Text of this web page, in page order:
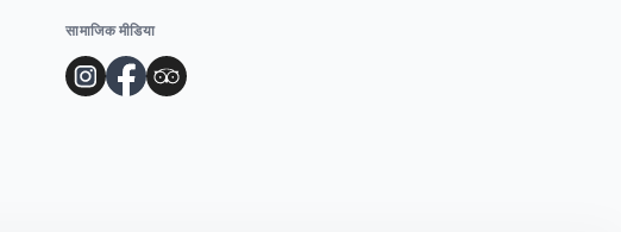
सामाजिक मीडिया